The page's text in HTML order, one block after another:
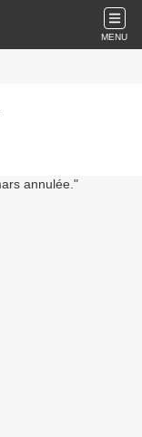
MENU